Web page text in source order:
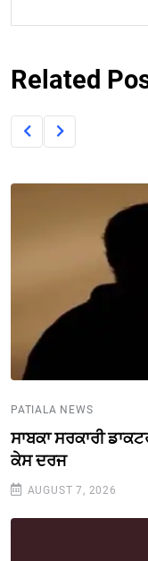
Related
PATIALA NEWS
ਸਾਬਕਾ ਸਰਕਾਰੀ
ਕੇਸ ਦਰਜ
AUGUST 7, 2026